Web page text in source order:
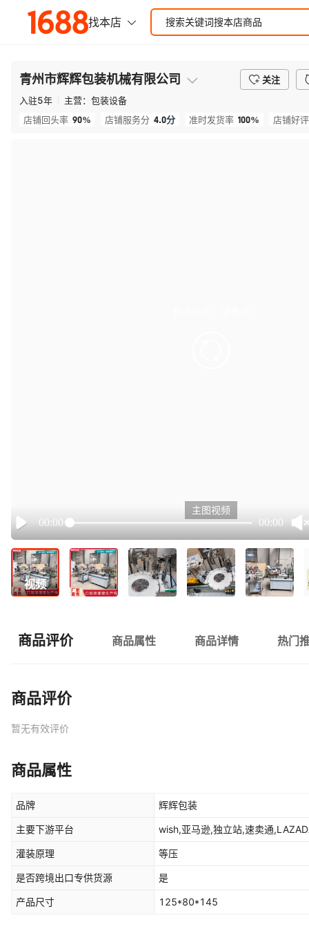
青州市辉辉包装机械有限公司
关注
入驻5年 主营： 包装设备
店铺回头率 90% 店铺服务分 4.0分 准时发货率 100% 店铺好
Play
00:00 00:00
主图视频
视频
商品评价 商品属性 商品详情 热门
商品评价
暂无有效评价
商品属性
品牌 辉辉包装
主要下游平台 wish,亚马逊,独立站,速卖通
灌装原理 等压
是否跨境出口专供货源 是
产品尺寸 125*80*145